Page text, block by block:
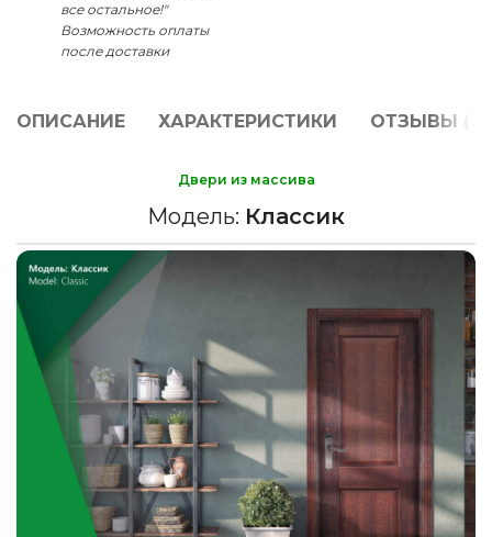
все остальное!"
Возможность оплаты
после доставки
ОПИСАНИЕ ХАРАКТЕРИСТИКИ ОТЗЫВЫ (0)
Двери из массива
Модель: Классик